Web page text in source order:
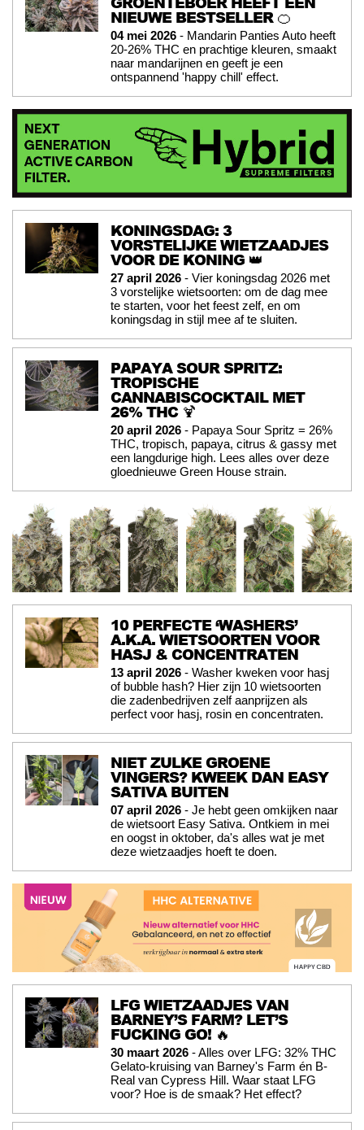
NIEUWE BESTSELLER 🍊
04 mei 2026 - Mandarin Panties Auto heeft
20-26% THC en prachtige kleuren, smaakt
naar mandarijnen en geeft je een
ontspannend 'happy chill' effect.
KONINGSDAG: 3
VORSTELIJKE WIETZAADJES
VOOR DE KONING 👑
27 april 2026 - Vier koningsdag 2026 met
3 vorstelijke wietsoorten: om de dag mee
te starten, voor het feest zelf, en om
koningsdag in stijl mee af te sluiten.
PAPAYA SOUR SPRITZ:
TROPISCHE
CANNABISCOCKTAIL MET
26% THC 🍹
20 april 2026 - Papaya Sour Spritz = 26%
THC, tropisch, papaya, citrus & gassy met
een langdurige high. Lees alles over deze
gloednieuwe Green House strain.
10 PERFECTE ‘WASHERS’
A.K.A. WIETSOORTEN VOOR
HASJ & CONCENTRATEN
13 april 2026 - Washer kweken voor hasj
of bubble hash? Hier zijn 10 wietsoorten
die zadenbedrijven zelf aanprijzen als
perfect voor hasj, rosin en concentraten.
NIET ZULKE GROENE
VINGERS? KWEEK DAN EASY
SATIVA BUITEN
07 april 2026 - Je hebt geen omkijken naar
de wietsoort Easy Sativa. Ontkiem in mei
en oogst in oktober, da's alles wat je met
deze wietzaadjes hoeft te doen.
LFG WIETZAADJES VAN
BARNEY’S FARM? LET’S
FUCKING GO! 🔥
30 maart 2026 - Alles over LFG: 32% THC
Gelato-kruising van Barney's Farm én B-
Real van Cypress Hill. Waar staat LFG
voor? Hoe is de smaak? Het effect?